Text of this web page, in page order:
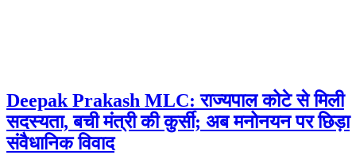
Deepak Prakash MLC: राज्यपाल कोटे से मिली
सदस्यता, बची मंत्री की कुर्सी; अब मनोनयन पर छिड़ा
संवैधानिक विवाद